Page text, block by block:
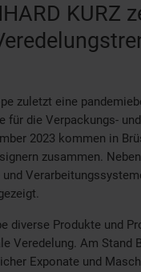
KURZ
zuletzt eine
die Verpackungs-
2023 kommen in
zusammen.
diverse Produkte und
Veredelung. Am Stand
Exponate und